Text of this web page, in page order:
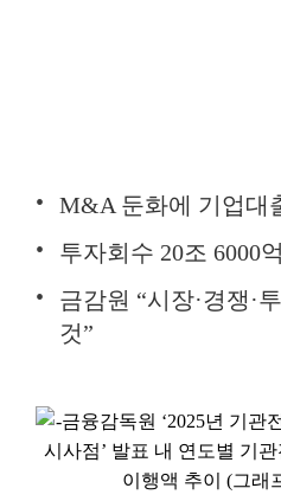
M&A 둔화에 기업대
투자회수 20조 6000
금감원 “시장·경쟁·
것”